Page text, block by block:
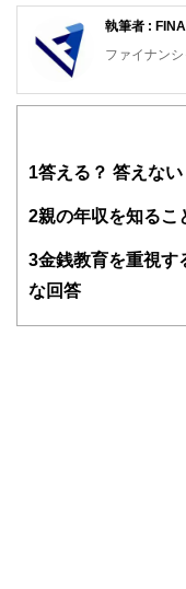
執筆者 :
ファイナン
知識がない
得者を中心に
験者で構成
ドバイザー
1 答える？ 答えな
2親の年収を知るこ
3金銭教育を重視す
な回答